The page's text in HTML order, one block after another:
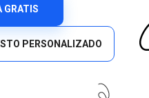
GRATIS
PERSONALIZADO